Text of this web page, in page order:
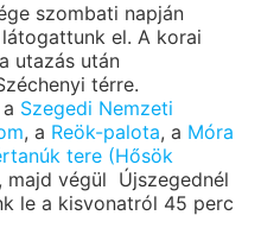
szombati napján
el. A korai
utazás után
térre.
Szegedi Nemzeti
, a Reök-palota, a Móra
tere (Hősök
majd végül Újszegednél
le a kisvonatról 45 perc